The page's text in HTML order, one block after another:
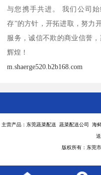
与您携手共进。 我们公司
存”的方针，开拓进取，努力
服务，诚信不欺的商业信誉
辉煌！
m.shaerge520.b2b168.com
主营产品：东莞蔬菜配送 蔬菜配送公司
版权所有：东莞